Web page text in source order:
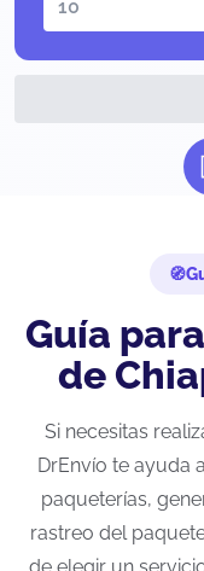
Guía
de
Si necesitas
DrEnvío te ayuda
paqueterías,
rastreo del